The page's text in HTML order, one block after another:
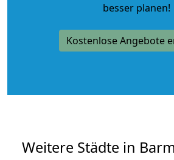
besser planen!
Kostenlose Angebote
Weitere Städte in